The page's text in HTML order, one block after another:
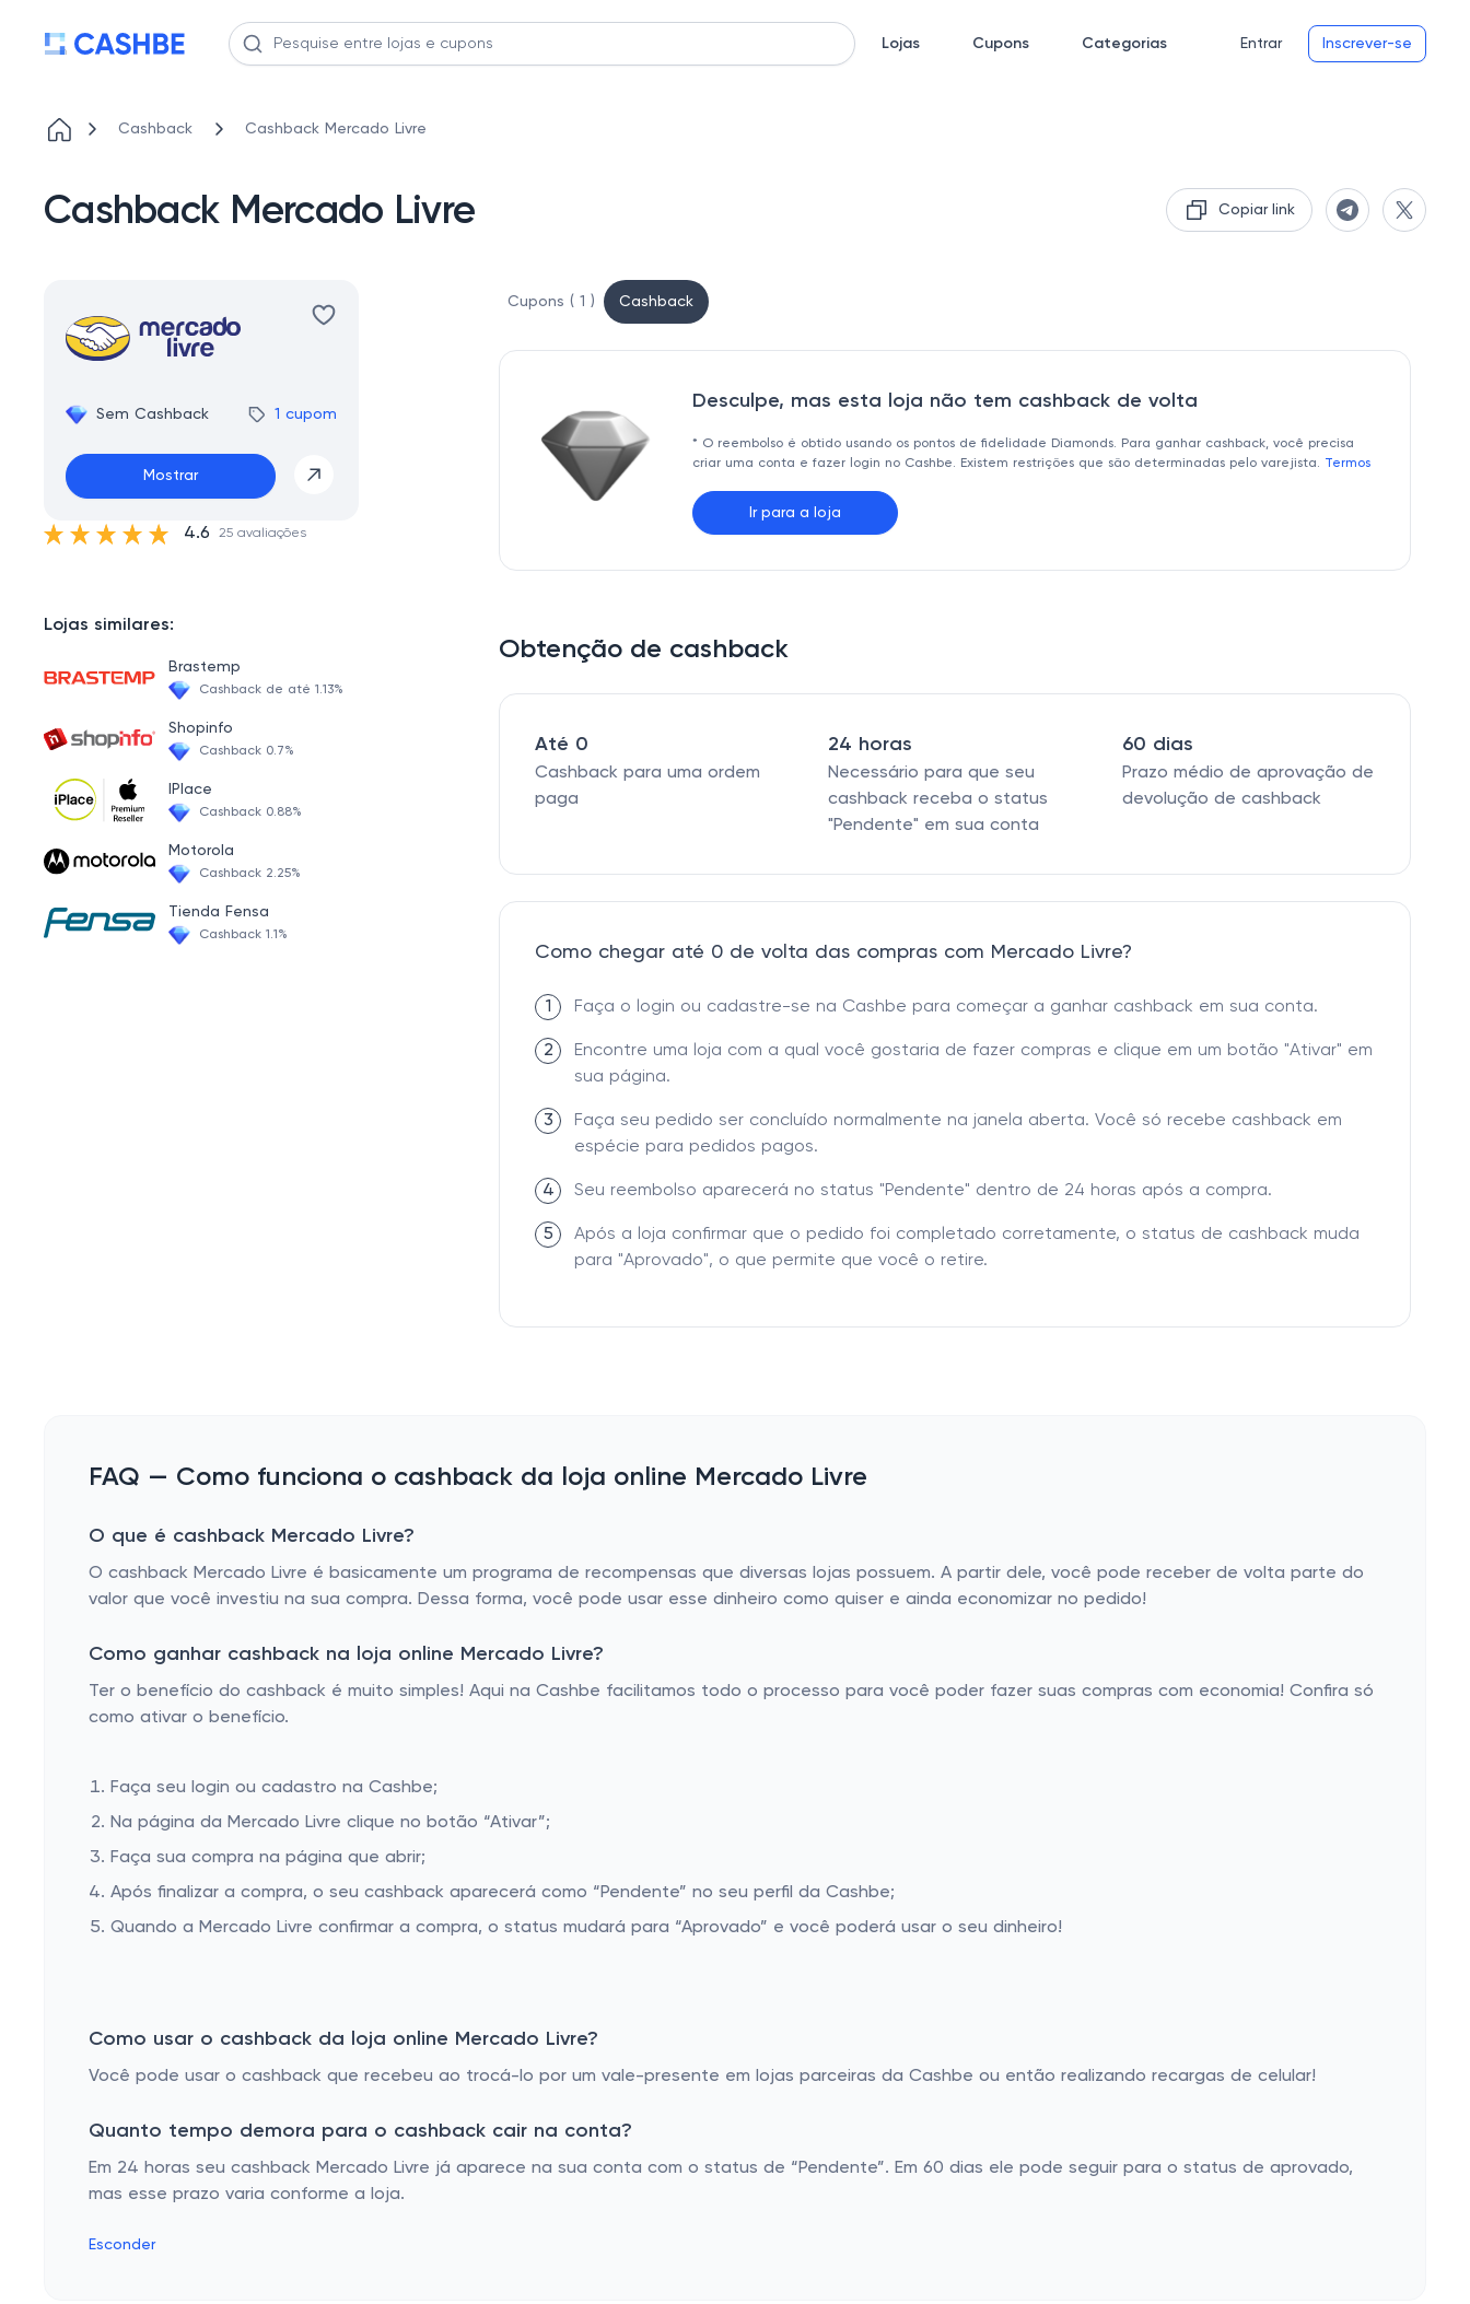
Lojas Cupons Categorias Entrar Inscrever-se
Cashback Cashback Mercado Livre
Cashback Mercado Livre Copiar link
Sem Cashback 1 cupom
Mostrar
4.6 25 avaliações
Lojas similares:
Brastemp
Cashback de até 1.13%
Shopinfo
Cashback 0.7%
IPlace
Cashback 0.88%
Motorola
Cashback 2.25%
Tienda Fensa
Cashback 1.1%
Cupons ( 1 ) Cashback
Desculpe, mas esta loja não tem cashback de volta
* O reembolso é obtido usando os pontos de fidelidade Diamonds. Para ganhar cashback, você precisa
criar uma conta e fazer login no Cashbe. Existem restrições que são determinadas pelo varejista. Termos
Ir para a loja
Obtenção de cashback
Até 0
Cashback para uma ordem
paga
24 horas
Necessário para que seu
cashback receba o status
"Pendente" em sua conta
60 dias
Prazo médio de aprovação de
devolução de cashback
Como chegar até 0 de volta das compras com Mercado Livre?
1 Faça o login ou cadastre-se na Cashbe para começar a ganhar cashback em sua conta.
2
Encontre uma loja com a qual você gostaria de fazer compras e clique em um botão "Ativar" em
sua página.
3
Faça seu pedido ser concluído normalmente na janela aberta. Você só recebe cashback em
espécie para pedidos pagos.
4 Seu reembolso aparecerá no status "Pendente" dentro de 24 horas após a compra.
5
Após a loja confirmar que o pedido foi completado corretamente, o status de cashback muda
para "Aprovado", o que permite que você o retire.
FAQ — Como funciona o cashback da loja online Mercado Livre
O que é cashback Mercado Livre?
O cashback Mercado Livre é basicamente um programa de recompensas que diversas lojas possuem. A partir dele, você pode receber de volta parte do
valor que você investiu na sua compra. Dessa forma, você pode usar esse dinheiro como quiser e ainda economizar no pedido!
Como ganhar cashback na loja online Mercado Livre?
Ter o benefício do cashback é muito simples! Aqui na Cashbe facilitamos todo o processo para você poder fazer suas compras com economia! Confira só
como ativar o benefício.
Faça seu login ou cadastro na Cashbe;
Na página da Mercado Livre clique no botão “Ativar”;
Faça sua compra na página que abrir;
Após finalizar a compra, o seu cashback aparecerá como “Pendente” no seu perfil da Cashbe;
Quando a Mercado Livre confirmar a compra, o status mudará para “Aprovado” e você poderá usar o seu dinheiro!
Como usar o cashback da loja online Mercado Livre?
Você pode usar o cashback que recebeu ao trocá-lo por um vale-presente em lojas parceiras da Cashbe ou então realizando recargas de celular!
Quanto tempo demora para o cashback cair na conta?
Em 24 horas seu cashback Mercado Livre já aparece na sua conta com o status de “Pendente”. Em 60 dias ele pode seguir para o status de aprovado,
mas esse prazo varia conforme a loja.
Esconder